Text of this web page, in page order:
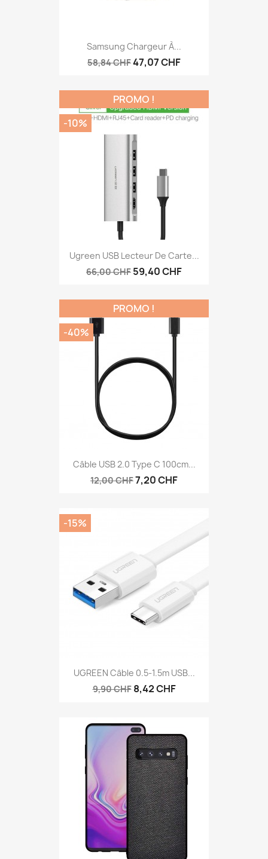
Samsung Chargeur À...
58,84 CHF47,07 CHF
Ugreen USB Lecteur De Carte...
66,00 CHF 59,40 CHF
PROMO !
-10%
Câble USB 2.0 Type C 100cm...
12,00 CHF7,20 CHF
PROMO !
-40%
UGREEN Câble 0.5-1.5m USB...
9,90 CHF 8,42 CHF
-15%